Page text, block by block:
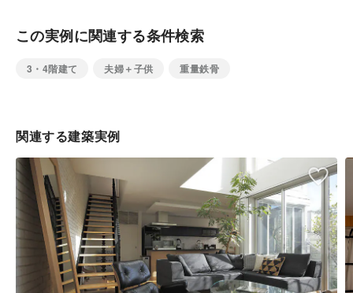
この実例に関連する条件検索
3・4階建て 夫婦＋子供 重量鉄骨
関連する建築実例